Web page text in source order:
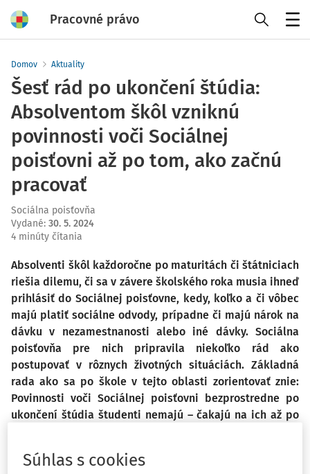
Pracovné právo
Domov Aktuality
Šesť rád po ukončení štúdia:
Absolventom škôl vzniknú
povinnosti voči Sociálnej
poisťovni až po tom, ako začnú
pracovať
Sociálna poisťovňa
Vydané: 30. 5. 2024
4 minúty čítania
Absolventi škôl každoročne po maturitách či štátniciach
riešia dilemu, či sa v závere školského roka musia ihneď
prihlásiť do Sociálnej poisťovne, kedy, koľko a či vôbec
majú platiť sociálne odvody, prípadne či majú nárok na
dávku v nezamestnanosti alebo iné dávky. Sociálna
poisťovňa pre nich pripravila niekoľko rád ako
postupovať v rôznych životných situáciách. Základná
rada ako sa po škole v tejto oblasti zorientovať znie:
Povinnosti voči Sociálnej poisťovni bezprostredne po
ukončení štúdia študenti nemajú – čakajú na ich až po
pracovať na trvalý pracovný pomer alebo na dohodu,
Súhlas s cookies